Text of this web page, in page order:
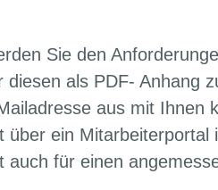
Sie den
diesen als PDF- Anhang
aus mit Ihnen
über ein
auch für einen